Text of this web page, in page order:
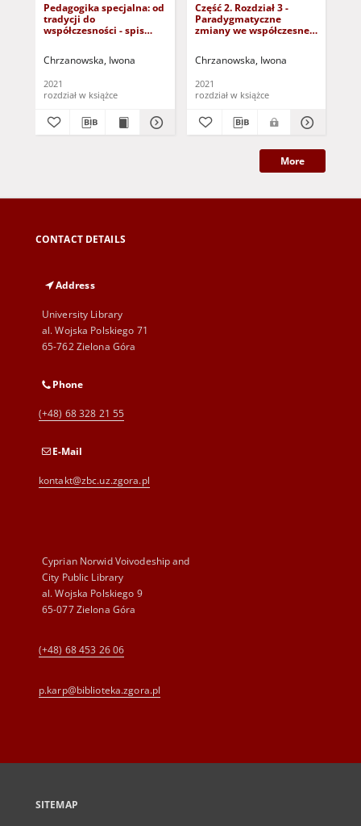
Pedagogika specjalna: od
tradycji do
współczesności - spis
Chrzanowska, Iwona
2021
rozdział w książce
Część 2. Rozdział 3 -
Paradygmatyczne
zmiany we współczesnej
zalogowaniu tylko dla
wzroku)
Chrzanowska, Iwona
2021
rozdział w książce
More
CONTACT DETAILS
Address
University Library
al. Wojska Polskiego 71
65-762 Zielona Góra
Phone
(+48) 68 328 21 55
E-Mail
kontakt@zbc.uz.zgora.pl
Cyprian Norwid Voivodeship and
City Public Library
al. Wojska Polskiego 9
65-077 Zielona Góra
(+48) 68 453 26 06
p.karp@biblioteka.zgora.pl
SITEMAP